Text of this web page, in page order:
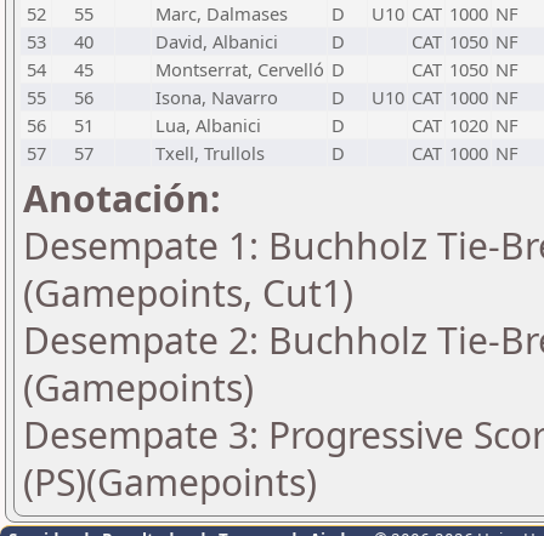
52
55 Marc, Dalmases D U10 CAT 1000 NF
53
40 David, Albanici D CAT 1050 NF
54
45 Montserrat, Cervelló D CAT 1050 NF
55
56 Isona, Navarro D U10 CAT 1000 NF
56
51 Lua, Albanici D CAT 1020 NF
57
57 Txell, Trullols D CAT 1000 NF
Anotación:
Desempate 1: Buchholz Tie-
(Gamepoints, Cut1)
Desempate 2: Buchholz Tie-
(Gamepoints)
Desempate 3: Progressive
(PS)(Gamepoints)